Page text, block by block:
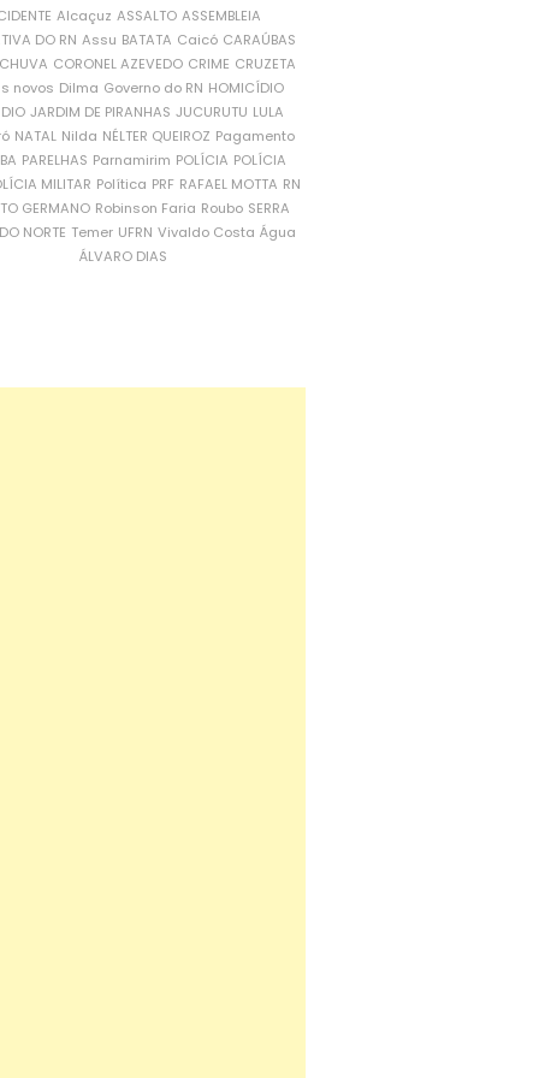
Alcaçuz ASSALTO ASSEMBLEIA
DO RN Assu BATATA Caicó CARAÚBAS
CORONEL AZEVEDO CRIME CRUZETA
novos Dilma Governo do RN HOMICÍDIO
JARDIM DE PIRANHAS JUCURUTU LULA
NATAL Nilda NÉLTER QUEIROZ Pagamento
PARELHAS Parnamirim POLÍCIA POLÍCIA
MILITAR Política PRF RAFAEL MOTTA RN
GERMANO Robinson Faria Roubo SERRA
NORTE Temer UFRN Vivaldo Costa Água
ÁLVARO DIAS